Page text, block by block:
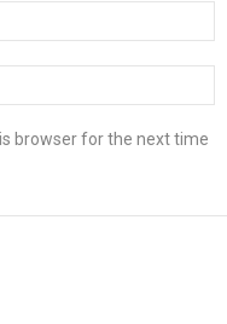
browser for the next time